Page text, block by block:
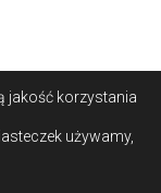
i pliki cookies
jakość korzystania
używamy,